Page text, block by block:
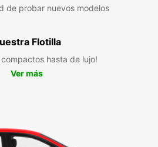
de probar nuevos modelos
Flotilla
compactos hasta de lujo!
Ver más